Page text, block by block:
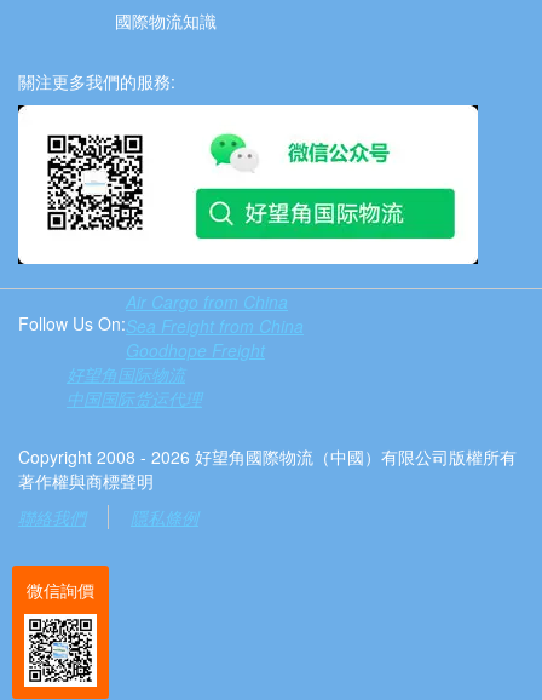
微信詢價
國際物流知識
關注更多我們的服務:
Follow Us On:
Air Cargo from China
Sea Freight from China
Goodhope Freight
好望角国际物流
中国国际货运代理
Copyright 2008 - 2026 好望角國際物流（中國）有限公司版權所有
著作權與商標聲明
聯絡我們
隱私條例